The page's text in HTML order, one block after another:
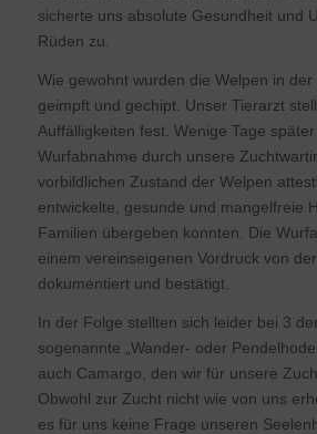
sicherte uns absolute Gesundheit und
Rüden zu.
Wie gewohnt wurden die Welpen in
geimpft und gechipt. Unser Tierarzt
Auffälligkeiten fest. Wenige Tage
Wurfabnahme durch unsere
vorbildlichen Zustand der Welpen
entwickelte, gesunde und mangelfreie
Familien übergeben konnten. Die
einem vereinseigenen Vordruck von
dokumentiert und bestätigt.
In der Folge stellten sich leider bei 3
sogenannte „Wander- oder
auch Camargo, den wir für unsere
Obwohl zur Zucht nicht wie von uns
es für uns keine Frage unseren